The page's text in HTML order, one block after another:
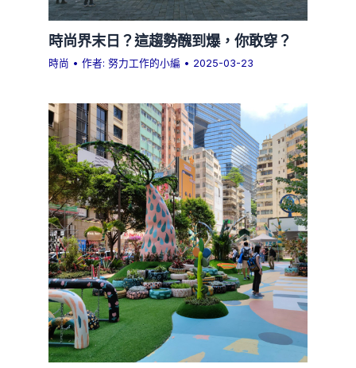
時尚界末日？這趨勢醜到爆，你敢穿？
時尚 • 作者:努力工作的小編 • 2025-03-23